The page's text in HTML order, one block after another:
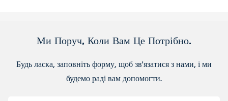
Ми Поруч, Коли Вам Це Потрібно.
Будь ласка, заповніть форму, щоб зв'язатися з нами, і ми
будемо раді вам допомогти.